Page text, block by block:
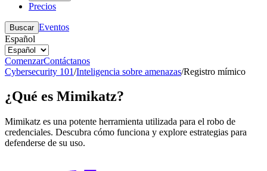
Precios
Buscar Eventos
Español
ComenzarContáctanos
Cybersecurity 101/Inteligencia sobre amenazas/Registro mímico
¿Qué es Mimikatz?
Mimikatz es una potente herramienta utilizada para el robo de
credenciales. Descubra cómo funciona y explore estrategias para
defenderse de su uso.